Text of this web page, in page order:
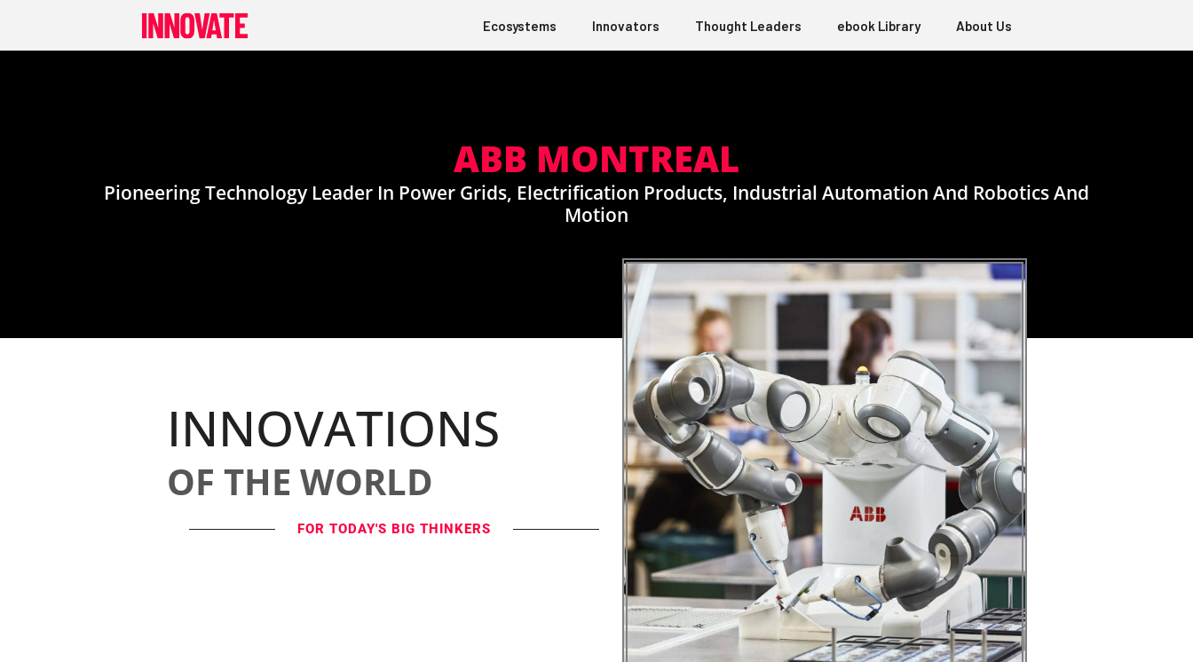
content
Ecosystems Innovators Thought Leaders ebook Library About Us
ABB MONTREAL
Pioneering Technology Leader In Power Grids, Electrification Products, Industrial Automation And Robotics And
Motion
INNOVATIONS
OF THE WORLD
FOR TODAY'S BIG THINKERS